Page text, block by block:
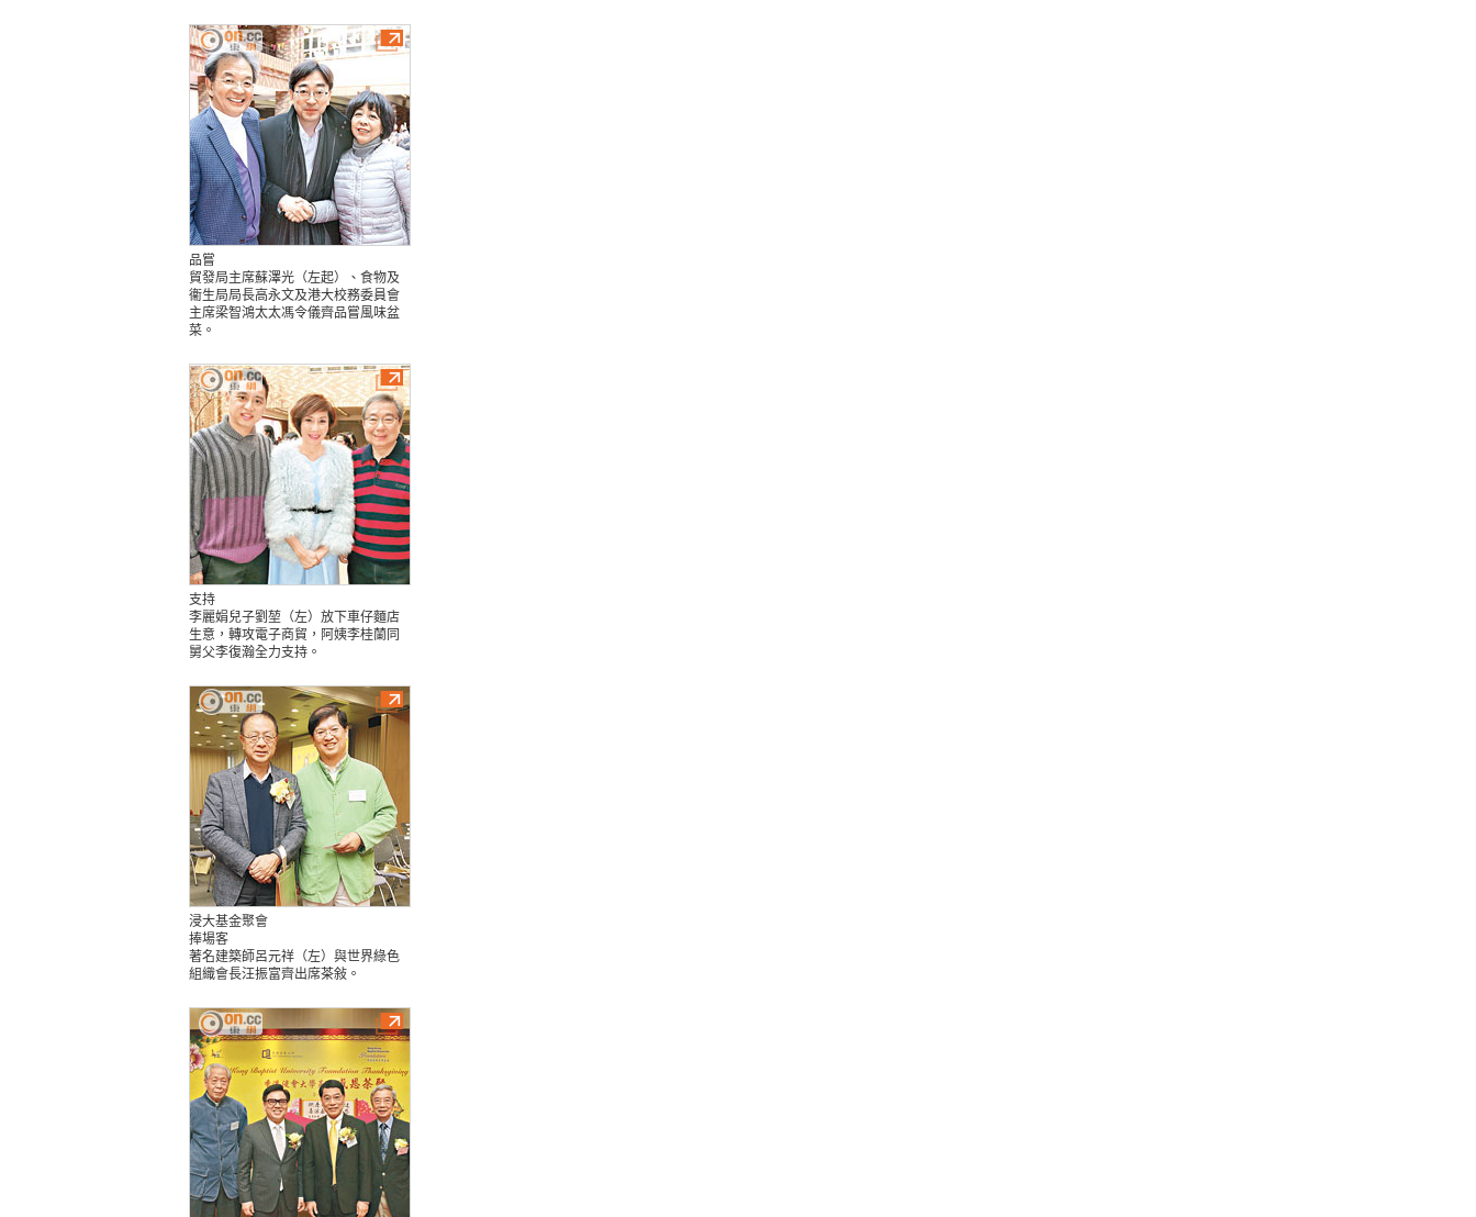
品嘗
貿發局主席蘇澤光（左起）、食物及
衞生局局長高永文及港大校務委員會
主席梁智鴻太太馮令儀齊品嘗風味盆
菜。
支持
李麗娟兒子劉堃（左）放下車仔麵店
生意，轉攻電子商貿，阿姨李桂蘭同
舅父李復瀚全力支持。
浸大基金聚會
捧場客
著名建築師呂元祥（左）與世界綠色
組織會長汪振富齊出席茶敍。